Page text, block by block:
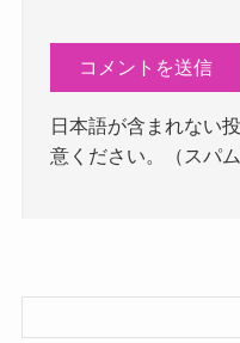
日本語が含まれない
意ください。（スパム